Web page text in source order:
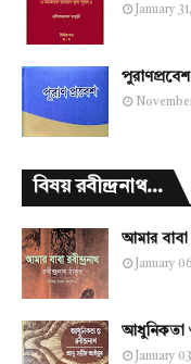
January
পুরাণপ্রবেশ
বিষয় রবীন্দ্রনাথ...
আমার বাবা
January
আধুনিকতা
January